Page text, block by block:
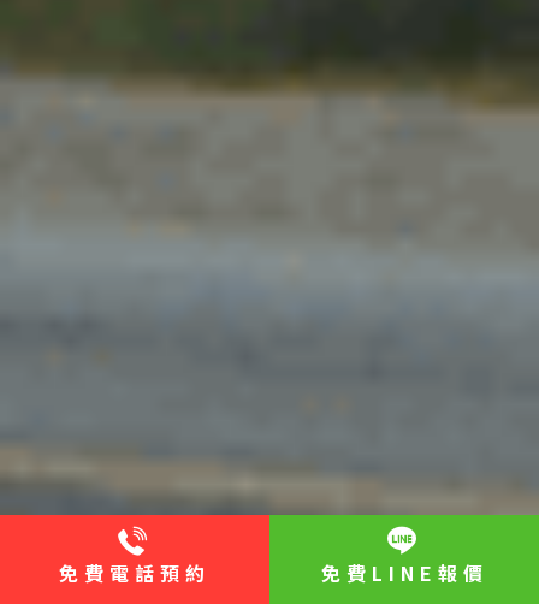
免費電話預約 免費LINE報價